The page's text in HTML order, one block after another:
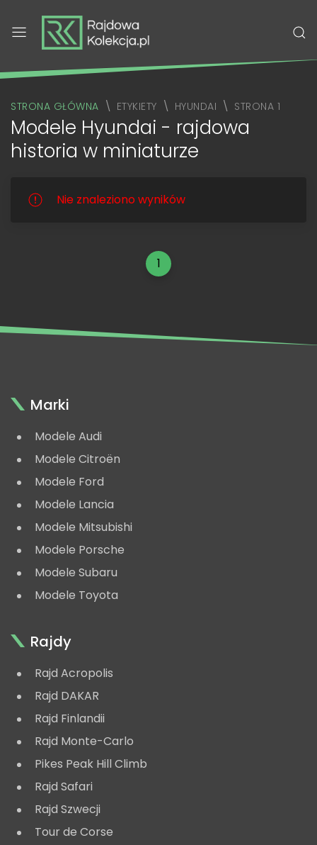
STRONA GŁÓWNA ETYKIETY HYUNDAI STRONA 1
Modele Hyundai - rajdowa
historia w miniaturze
Nie znaleziono wyników
1
Marki
Modele Audi
Modele Citroën
Modele Ford
Modele Lancia
Modele Mitsubishi
Modele Porsche
Modele Subaru
Modele Toyota
Rajdy
Rajd Acropolis
Rajd DAKAR
Rajd Finlandii
Rajd Monte-Carlo
Pikes Peak Hill Climb
Rajd Safari
Rajd Szwecji
Tour de Corse